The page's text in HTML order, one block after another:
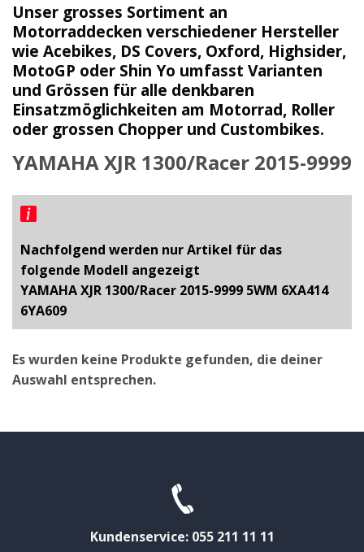
Unser grosses Sortiment an
Motorraddecken verschiedener Hersteller
wie Acebikes, DS Covers, Oxford, Highsider,
MotoGP oder Shin Yo umfasst Varianten
und Grössen für alle denkbaren
Einsatzmöglichkeiten am Motorrad, Roller
oder grossen Chopper und Custombikes.
YAMAHA XJR 1300/Racer 2015-9999
Nachfolgend werden nur Artikel für das
folgende Modell angezeigt
YAMAHA XJR 1300/Racer 2015-9999 5WM 6XA414
6YA609
Es wurden keine Produkte gefunden, die deiner
Auswahl entsprechen.
Kundenservice: 055 211 11 11